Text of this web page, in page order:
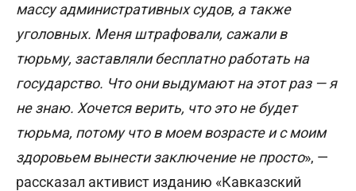
массу административных судов, а также
уголовных. Меня штрафовали, сажали в
тюрьму, заставляли бесплатно работать на
государство. Что они выдумают на этот раз — я
не знаю. Хочется верить, что это не будет
тюрьма, потому что в моем возрасте и с моим
здоровьем вынести заключение не просто», —
рассказал активист изданию «Кавказский